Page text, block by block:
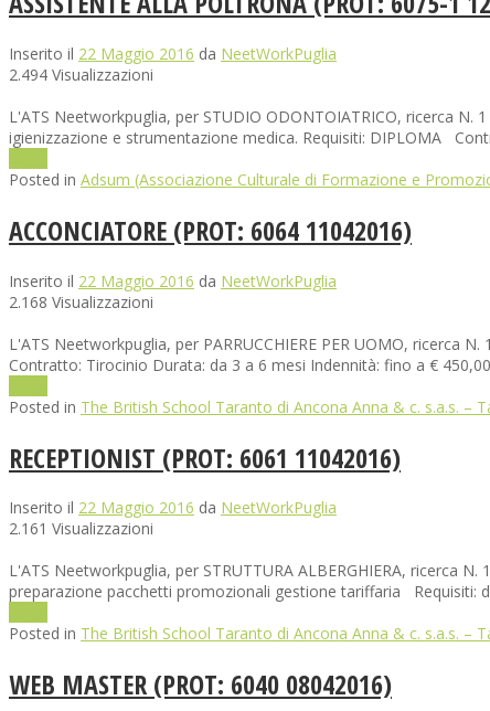
Inserito il 22 Maggio 2016 da NeetWorkPuglia
2.494 Visualizzazioni
L'ATS Neetworkpuglia, per STUDIO ODONTOIATRICO, ricerca
igienizzazione e strumentazione medica. Requisiti: DIPLOMA
Posted in Adsum (Associazione Culturale di Formazione e
ACCONCIATORE (PROT: 6064 11042016)
Inserito il 22 Maggio 2016 da NeetWorkPuglia
2.168 Visualizzazioni
L'ATS Neetworkpuglia, per PARRUCCHIERE PER UOMO, ricerca
Contratto: Tirocinio Durata: da 3 a 6 mesi Indennità: fino a €
Posted in The British School Taranto di Ancona Anna & c. s.a.s. –
RECEPTIONIST (PROT: 6061 11042016)
Inserito il 22 Maggio 2016 da NeetWorkPuglia
2.161 Visualizzazioni
L'ATS Neetworkpuglia, per STRUTTURA ALBERGHIERA, ricerca
preparazione pacchetti promozionali gestione tariffaria Requisiti:
Posted in The British School Taranto di Ancona Anna & c. s.a.s. –
WEB MASTER (PROT: 6040 08042016)